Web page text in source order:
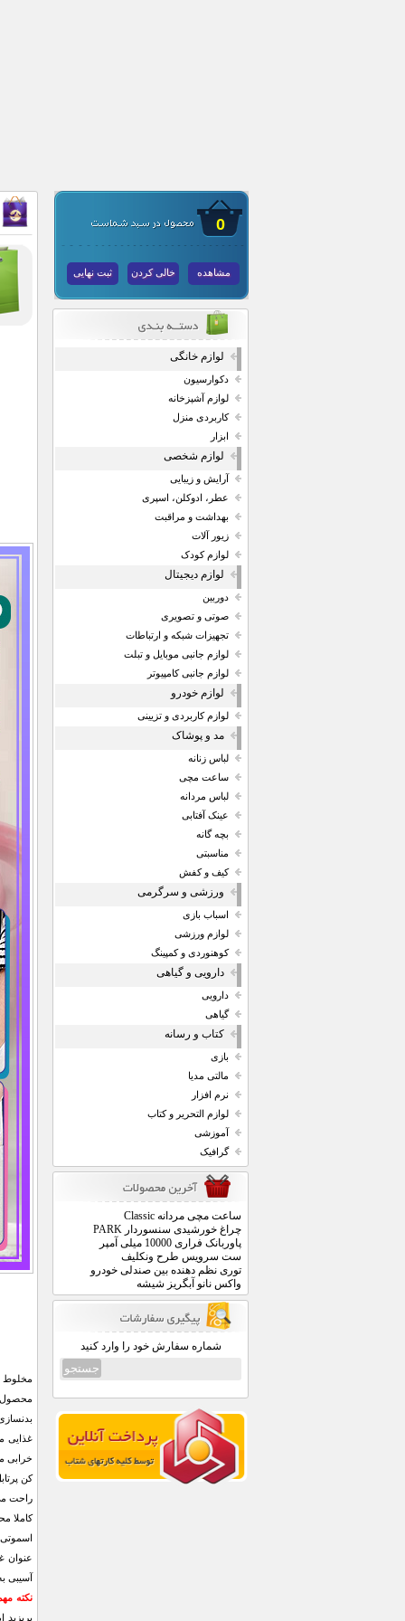
0
مشاهده خالی کردن ثبت نهایی
لوازم خانگی
دکوارسیون
لوازم آشپزخانه
کاربردی منزل
ابزار
لوازم شخصی
آرایش و زیبایی
عطر، ادوکلن، اسپری
بهداشت و مراقبت
زیور آلات
لوازم کودک
لوازم دیجیتال
دوربین
صوتی و تصویری
تجهیزات شبکه و ارتباطات
لوازم جانبی موبایل و تبلت
لوازم جانبی کامپیوتر
لوازم خودرو
لوازم کاربردی و تزیینی
مد و پوشاک
لباس زنانه
ساعت مچی
لباس مردانه
عینک آفتابی
بچه گانه
مناسبتی
کیف و کفش
ورزشی و سرگرمی
اسباب بازی
لوازم ورزشی
کوهنوردی و کمپینگ
دارویی و گیاهی
دارویی
گیاهی
کتاب و رسانه
بازی
مالتی مدیا
نرم افزار
لوازم التحریر و کتاب
آموزشی
گرافیک
ساعت مچی مردانه Classic
چراغ خورشیدی سنسوردار PARK
پاوربانک فراری 10000 میلی آمپر
ست سرویس طرح ونکلیف
توری نظم دهنده بین صندلی خودرو
واکس نانو آبگریز شیشه
شماره سفارش خود را وارد کنید
غذایی
خرابی
راحت
کاملا
عنوان
آسیبی
نکته